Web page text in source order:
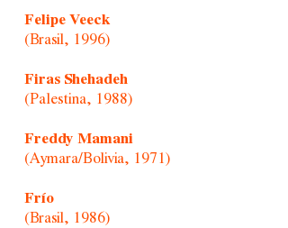
Felipe Veeck
(Brasil, 1996)
Firas Shehadeh
(Palestina, 1988)
Freddy Mamani
(Aymara/Bolivia, 1971)
Frío
(Brasil, 1986)